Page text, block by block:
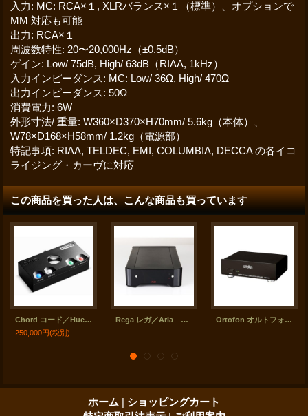
入力: MC: RCA×１, XLRバランス×１（標準）、オプションで
MM 対応も可能
出力: RCA×１
周波数特性: 20〜20,000Hz（±0.5dB）
ゲイン: Low/ 75dB, High/ 63dB（RIAA, 1kHz）
入力インピーダンス: MC: Low/ 36Ω, High/ 470Ω
出力インピーダンス: 50Ω
消費電力: 6W
外形寸法/ 重量: W360×D370×H70mm/ 5.6kg（本体）、
W78×D168×H58mm/ 1.2kg（電源部）
特記事項: RIAA, TELDEC, EMI, COLUMBIA, DECCA の各イコ
ライジング・カーヴに対応
この商品を買った人は、こんな商品も買っています
Chord コード／Huei フォノ・ステージ
250,000円(税別)
Rega レガ／Aria フォノ・ステージ Ortofon オルトフォン／EQA-444 フォノ・ステージ
ホーム | ショッピングカート